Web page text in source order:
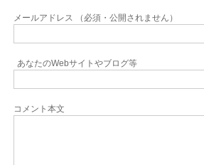
メールアドレス （必須・公開されません）
あなたのWebサイトやブログ等
コメント本文